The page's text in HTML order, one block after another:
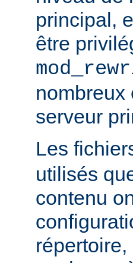
principal,
être
nombreux
serveur
Les
utilisés
contenu